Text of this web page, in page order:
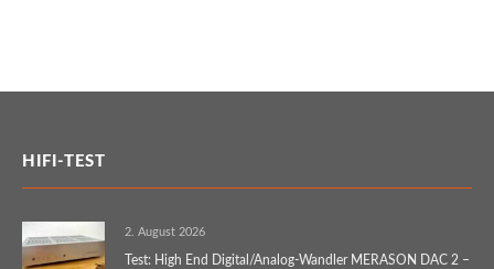
HIFI-TEST
2. August 2026
Test: High End Digital/Analog-Wandler MERASON DAC 2 –